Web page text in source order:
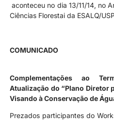
aconteceu no dia 13/11/14, no
Ciências Florestai da ESALQ/
COMUNICADO
Complementações ao
Atualização do “Plano Diretor
Visando à Conservação de
Prezados participantes do